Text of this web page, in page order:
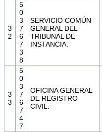
3
2
5
0
3
7
6
7
3
8
SERVICIO COMÚN
GENERAL DEL
TRIBUNAL DE
INSTANCIA.
3
3
5
0
3
7
6
7
4
7
OFICINA GENERAL
DE REGISTRO
CIVIL.